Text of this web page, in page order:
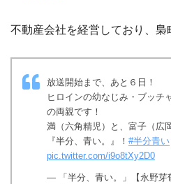
不動産会社を経営しており、梟
放送開始まで、あと６日！
ヒロインの幼なじみ・ブッチ
の両親です！
満（六角精児）と、富子（広
『半分、青い。』！ #半分青い
pic.twitter.com/i9o8tXy2D0
— 「半分、青い。」【永野芽